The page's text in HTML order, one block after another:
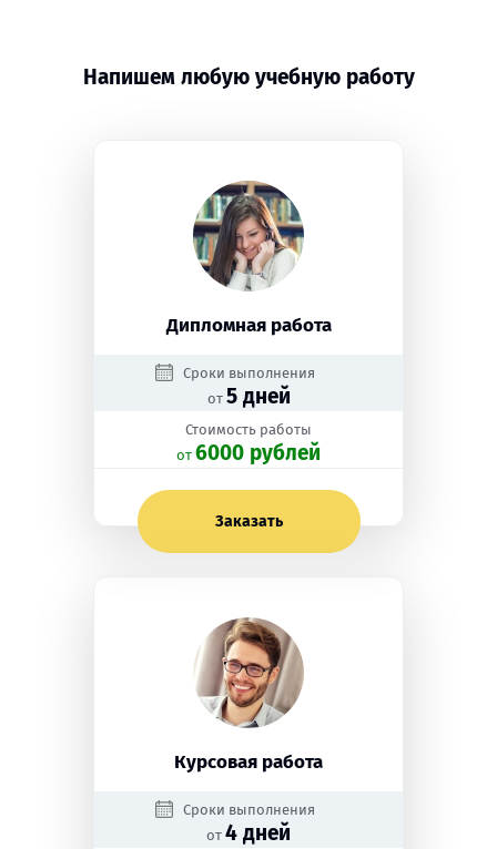
Напишем любую учебную работу
Дипломная работа
Сроки выполнения
от 5 дней
Стоимость работы
oт 6000 рублей
Заказать
Курсовая работа
Сроки выполнения
от 4 дней